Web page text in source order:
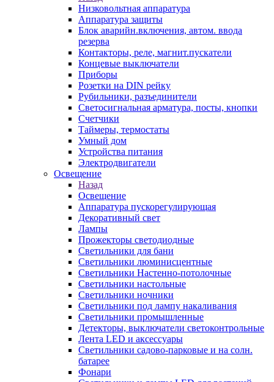
Низковольтная аппаратура
Аппаратура защиты
Блок аварийн.включения, автом. ввода
резерва
Контакторы, реле, магнит.пускатели
Концевые выключатели
Приборы
Розетки на DIN рейку
Рубильники, разъединители
Светосигнальная арматура, посты, кнопки
Счетчики
Таймеры, термостаты
Умный дом
Устройства питания
Электродвигатели
Освещение
Назад
Освещение
Аппаратура пускорегулирующая
Декоративный свет
Лампы
Прожекторы светодиодные
Светильники для бани
Светильники люминисцентные
Светильники Настенно-потолочные
Светильники настольные
Светильники ночники
Светильники под лампу накаливания
Светильники промышленные
Детекторы, выключатели светоконтрольные
Лента LED и аксессуары
Светильники садово-парковые и на солн.
батарее
Фонари